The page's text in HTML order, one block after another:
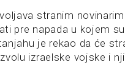
stranim
pre napada u kojem
je rekao da će
izraelske vojske i